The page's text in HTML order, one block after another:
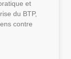
et
du BTP,
contre